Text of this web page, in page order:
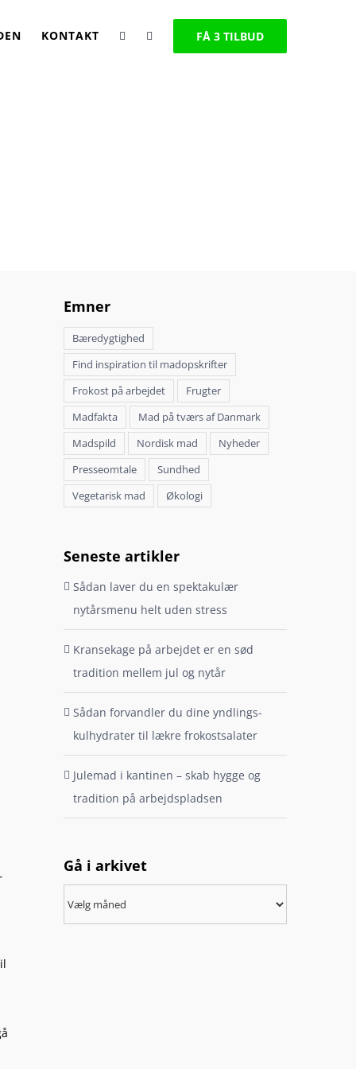
KONTAKT FÅ 3 TILBUD
Emner
Bæredygtighed
Find inspiration til madopskrifter
Frokost på arbejdet
Frugter
Madfakta
Mad på tværs af Danmark
Madspild
Nordisk mad
Nyheder
Presseomtale
Sundhed
Vegetarisk mad
Økologi
Seneste artikler
Sådan laver du en spektakulær
nytårsmenu helt uden stress
Kransekage på arbejdet er en sød
tradition mellem jul og nytår
Sådan forvandler du dine yndlings-
kulhydrater til lækre frokostsalater
Julemad i kantinen – skab hygge og
tradition på arbejdspladsen
Gå i arkivet